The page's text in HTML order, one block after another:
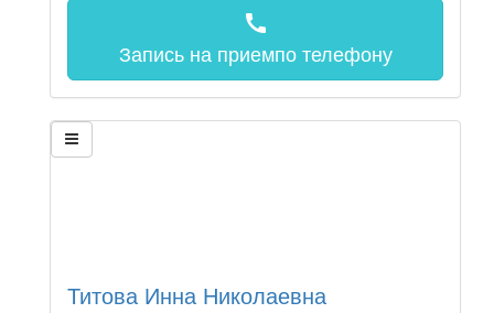
call
Запись на приемпо телефону
Титова Инна Николаевна